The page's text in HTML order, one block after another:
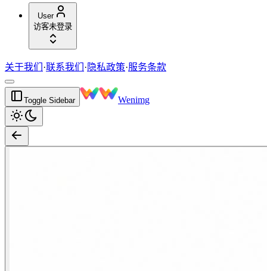
User
访客未登录
关于我们 ·联系我们 · 隐私政策·服务条款
Toggle Sidebar Wenimg